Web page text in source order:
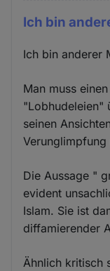
Ich bin
Ich bin anderer
Man muss
"Lobhudeleien"
seinen
Verunglimpfung
Die Aussage "
evident
Islam. Sie ist
diffamierender
Ähnlich kritisch